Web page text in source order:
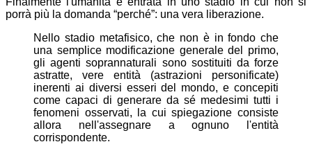
porrà più la domanda “perché”: una vera liberazione.
Nello stadio metafisico, che non è in fondo che
una semplice modificazione generale del primo,
gli agenti soprannaturali sono sostituiti da forze
astratte, vere entità (astrazioni personificate)
inerenti ai diversi esseri del mondo, e concepiti
come capaci di generare da sé medesimi tutti i
fenomeni osservati, la cui spiegazione consiste
allora nell'assegnare a ognuno l'entità
corrispondente.